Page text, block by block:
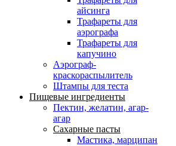
айсинга
Трафареты для
аэрографа
Трафареты для
капучино
Аэрограф-
краскораспылитель
Штампы для теста
Пищевые ингредиенты
Пектин, желатин, агар-
агар
Сахарные пасты
Мастика, марципан